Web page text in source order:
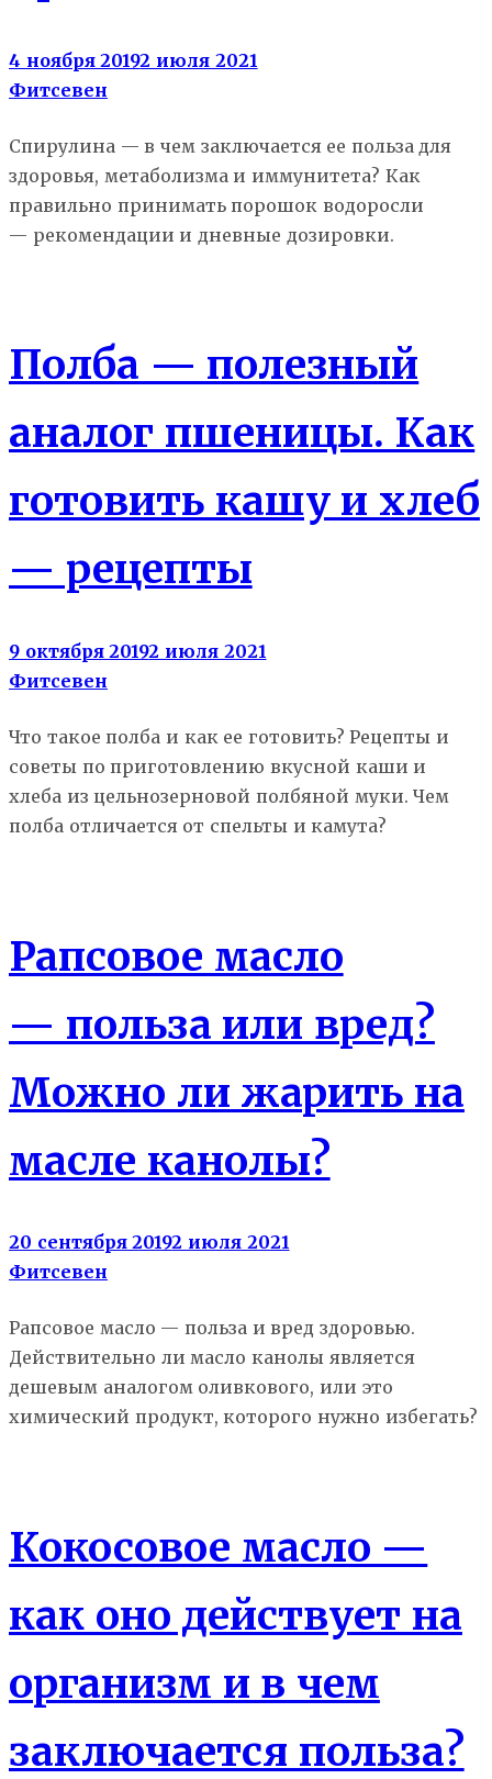
4 ноября 20192 июля 2021
Фитсевен
Спирулина — в чем заключается ее польза для
здоровья, метаболизма и иммунитета? Как
правильно принимать порошок водоросли
— рекомендации и дневные дозировки.
Полба — полезный
аналог пшеницы. Как
готовить кашу и хлеб
— рецепты
9 октября 20192 июля 2021
Фитсевен
Что такое полба и как ее готовить? Рецепты и
советы по приготовлению вкусной каши и
хлеба из цельнозерновой полбяной муки. Чем
полба отличается от спельты и камута?
Рапсовое масло
— польза или вред?
Можно ли жарить на
масле канолы?
20 сентября 20192 июля 2021
Фитсевен
Рапсовое масло — польза и вред здоровью.
Действительно ли масло канолы является
дешевым аналогом оливкового, или это
химический продукт, которого нужно избегать?
Кокосовое масло —
как оно действует на
организм и в чем
заключается польза?